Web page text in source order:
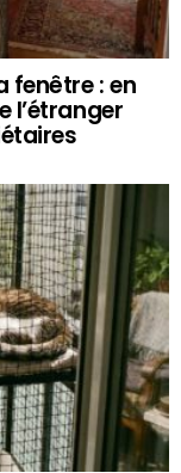
fenêtre : en
l’étranger